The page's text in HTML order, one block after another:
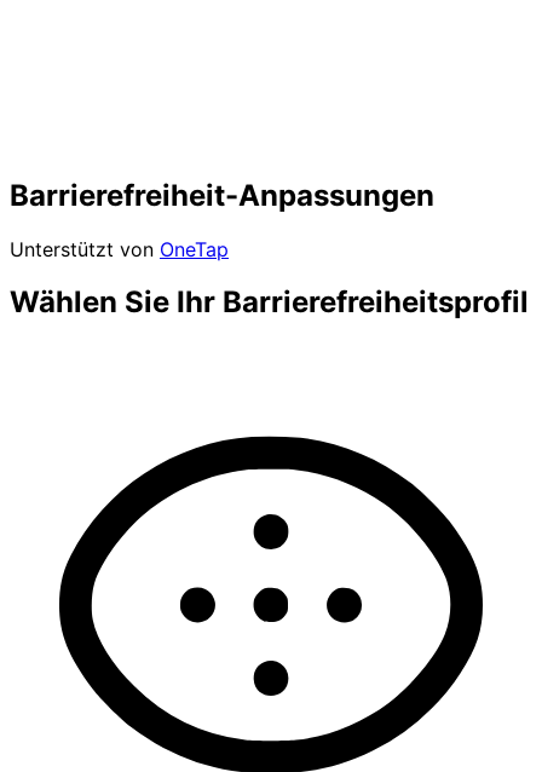
Barrierefreiheit-Anpassungen
Unterstützt von OneTap
Wählen Sie Ihr Barrierefreiheitsprofil